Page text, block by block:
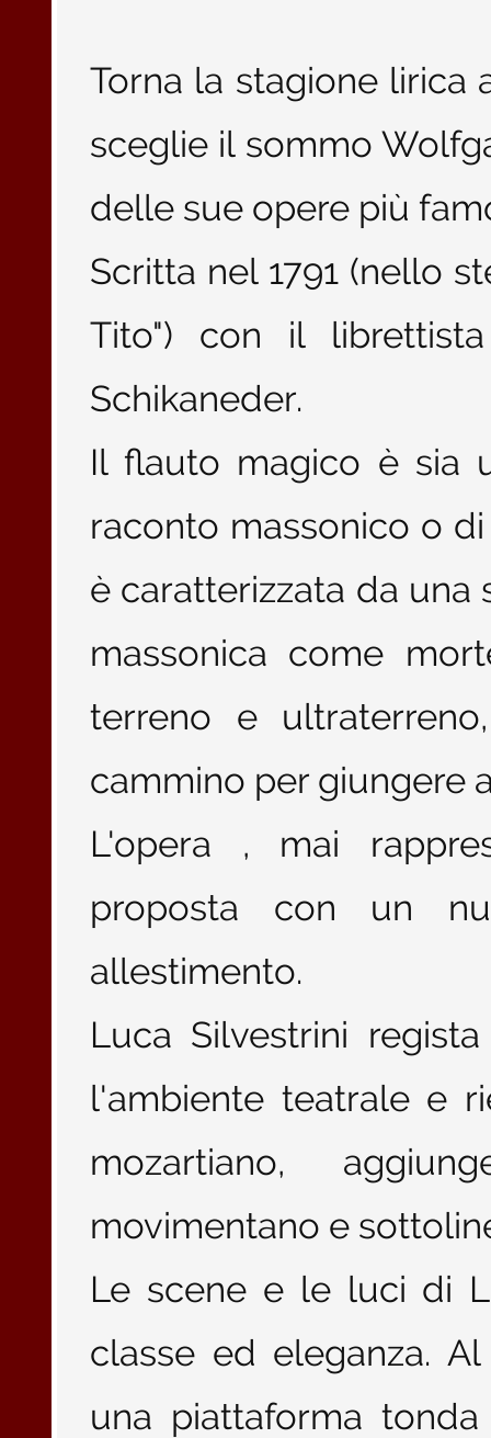
Torna la stagione lirica
sceglie il sommo
delle sue opere più
Scritta nel 1791 (nello
Tito") con il
Schikaneder.
Il flauto magico è sia
raconto massonico o
è caratterizzata da una
massonica come
terreno e
cammino per giungere
L'opera , mai
proposta con un
allestimento.
Luca Silvestrini
l'ambiente teatrale e
mozartiano,
movimentano e
Le scene e le luci di
classe ed eleganza.
una piattaforma